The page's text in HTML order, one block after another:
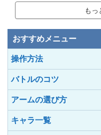
もっ
おすすめメニュー
操作方法
バトルのコツ
アームの選び方
キャラ一覧